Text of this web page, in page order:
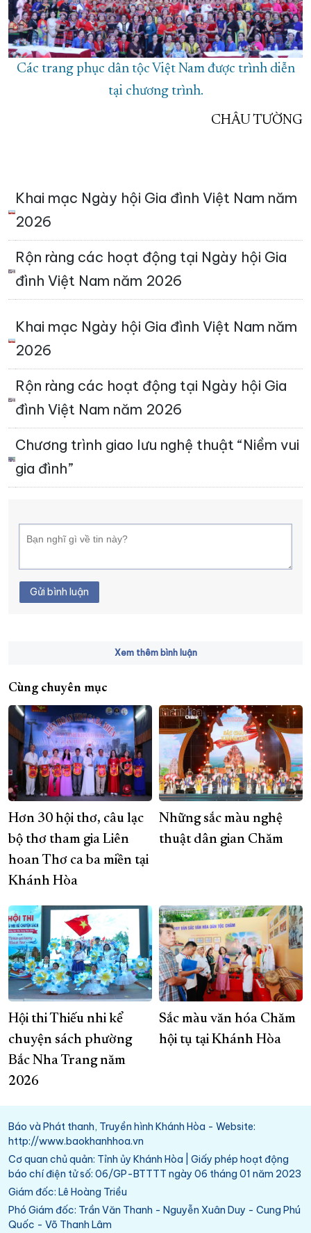
Các trang phục dân tộc Việt Nam được trình diễn
tại chương trình.
CHÂU TƯỜNG
Khai mạc Ngày hội Gia đình Việt Nam năm
2026
Rộn ràng các hoạt động tại Ngày hội Gia
đình Việt Nam năm 2026
Khai mạc Ngày hội Gia đình Việt Nam năm
2026
Rộn ràng các hoạt động tại Ngày hội Gia
đình Việt Nam năm 2026
Chương trình giao lưu nghệ thuật “Niềm vui
gia đình”
Gửi bình luận
Xem thêm bình luận
Cùng chuyên mục
Hơn 30 hội thơ, câu lạc
bộ thơ tham gia Liên
hoan Thơ ca ba miền tại
Khánh Hòa
Những sắc màu nghệ
thuật dân gian Chăm
Hội thi Thiếu nhi kể
chuyện sách phường
Bắc Nha Trang năm
2026
Sắc màu văn hóa Chăm
hội tụ tại Khánh Hòa
Báo và Phát thanh, Truyền hình Khánh Hòa - Website:
http://www.baokhanhhoa.vn
Cơ quan chủ quản: Tỉnh ủy Khánh Hòa | Giấy phép hoạt động
báo chí điện tử số: 06/GP-BTTTT ngày 06 tháng 01 năm 2023
Giám đốc: Lê Hoàng Triều
Phó Giám đốc: Trần Văn Thanh - Nguyễn Xuân Duy - Cung Phú
Quốc - Võ Thanh Lâm